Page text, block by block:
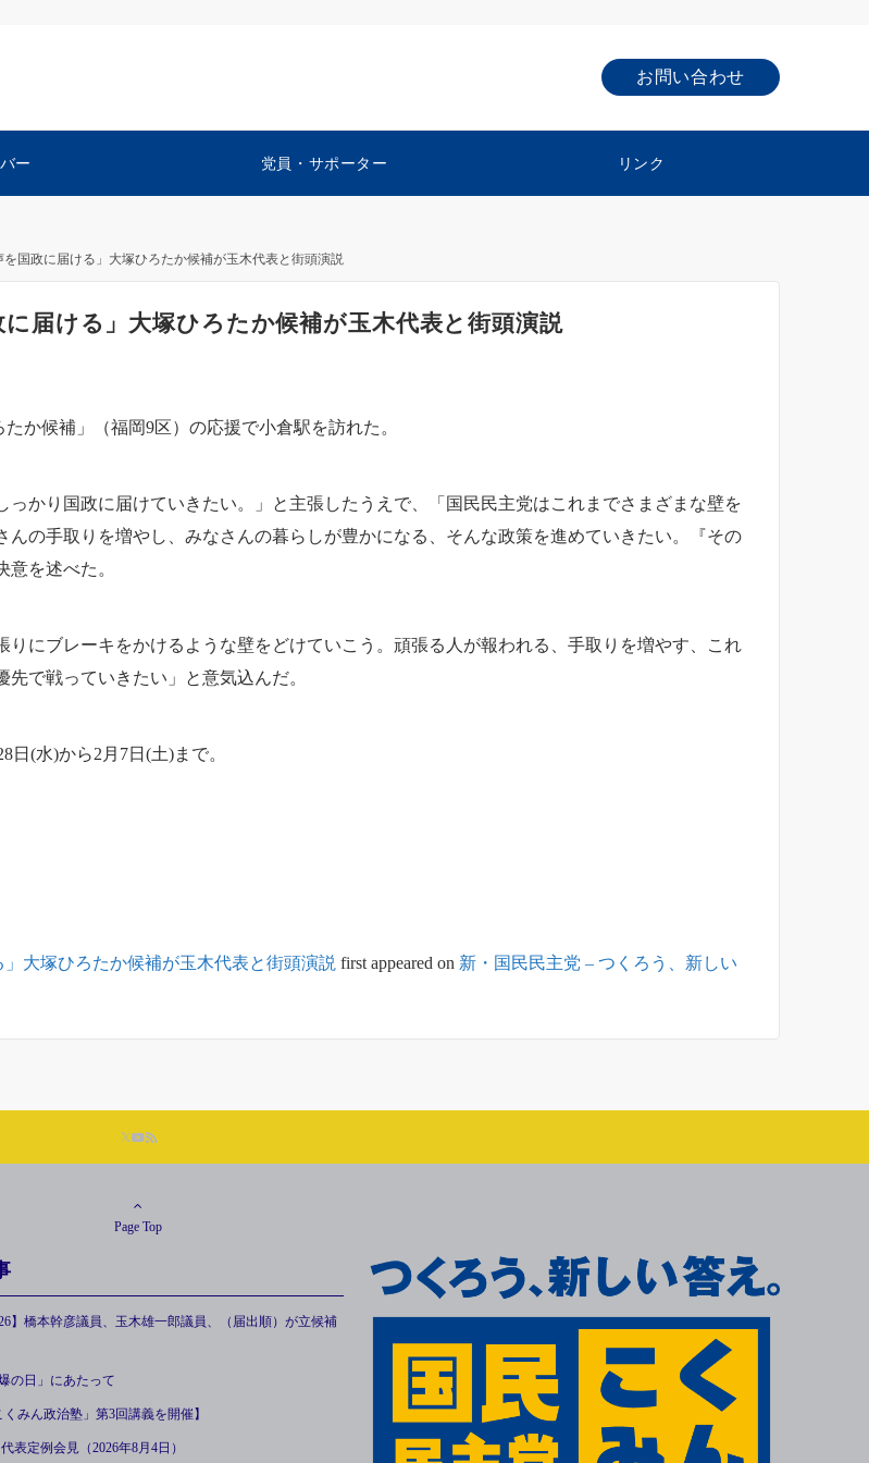
お問い合わせ
ー 党員・サポーター リンク
を国政に届ける」大塚ひろたか候補が玉木代表と街頭演説
届ける」大塚ひろたか候補が玉木代表と街頭演説
か候補」（福岡9区）の応援で小倉駅を訪れた。
かり国政に届けていきたい。」と主張したうえで、「国民民主党はこれまでさまざまな壁を
の手取りを増やし、みなさんの暮らしが豊かになる、そんな政策を進めていきたい。『その
を述べた。
にブレーキをかけるような壁をどけていこう。頑張る人が報われる、手取りを増やす、これ
で戦っていきたい」と意気込んだ。
(水)から2月7日(土)まで。
大塚ひろたか候補が玉木代表と街頭演説 first appeared on 新・国民民主党 – つくろう、新しい
Page Top
】橋本幹彦議員、玉木雄一郎議員、（届出順）が立候補
の日」にあたって
くみん政治塾」第3回講義を開催】
表定例会見（2026年8月4日）